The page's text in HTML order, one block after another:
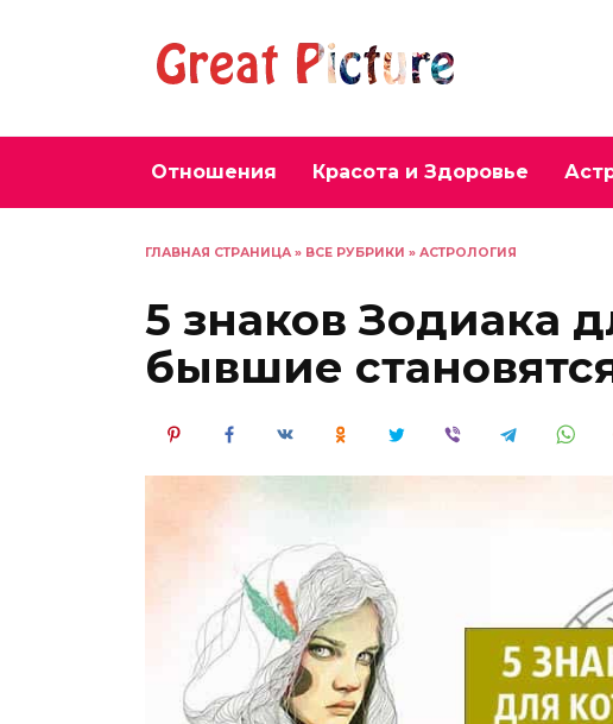
Отношения Красота и Здоровье
ГЛАВНАЯ СТРАНИЦА » ВСЕ РУБРИКИ » АСТРОЛОГИЯ
5 знаков Зодиака
бывшие